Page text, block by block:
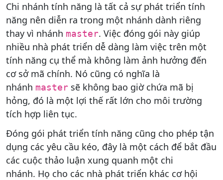
Chi nhánh tính năng là tất cả sự phát triển tính
năng nên diễn ra trong một nhánh dành riêng
thay vì nhánh master. Việc đóng gói này giúp
nhiều nhà phát triển dễ dàng làm việc trên một
tính năng cụ thể mà không làm ảnh hưởng đến
cơ sở mã chính. Nó cũng có nghĩa là
nhánh master sẽ không bao giờ chứa mã bị
hỏng, đó là một lợi thế rất lớn cho môi trường
tích hợp liên tục.
Đóng gói phát triển tính năng cũng cho phép tận
dụng các yêu cầu kéo, đây là một cách để bắt đầu
các cuộc thảo luận xung quanh một chi
nhánh. Họ cho các nhà phát triển khác cơ hội